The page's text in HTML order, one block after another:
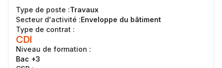
Type de poste :Travaux
Secteur d'activité :Enveloppe du bâtiment
Type de contrat :
CDI
Niveau de formation :
Bac +3